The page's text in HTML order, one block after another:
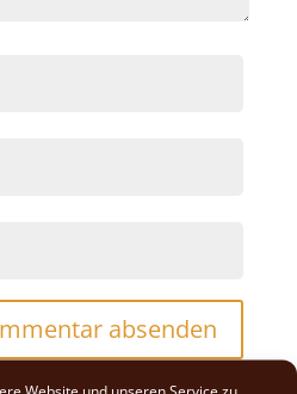
Website und unseren Service zu